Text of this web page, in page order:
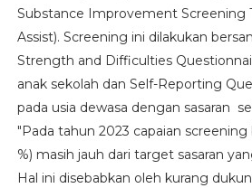
Substance Improvement Screening
Assist). Screening ini dilakukan
Strength and Difficulties
anak sekolah dan Self-Reporting
pada usia dewasa dengan sasaran
"Pada tahun 2023 capaian screening
%) masih jauh dari target sasaran
Hal ini disebabkan oleh kurang